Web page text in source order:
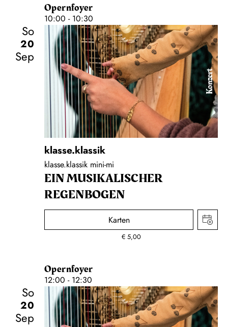
Opernfoyer
10:00 - 10:30
So
20
Sep
Konzert
klasse.klassik
klasse.klassik mini-mi
EIN MUSIKALISCHER
REGENBOGEN
Karten
€ 5,00
Opernfoyer
12:00 - 12:30
So
20
Sep